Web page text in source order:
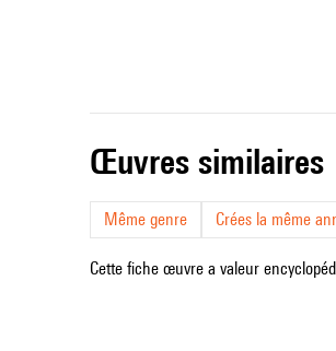
œuvres similaires
Même genre Crées la même
Cette fiche œuvre a valeur